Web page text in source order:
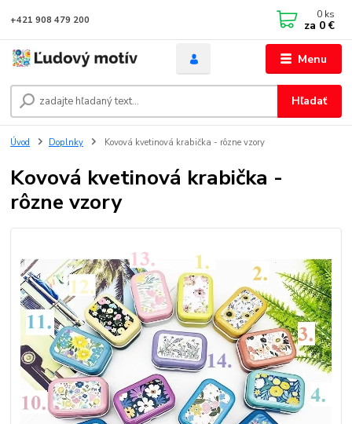
Menu
Hľadať
+421 908 479 200 0 ks
za 0 €
Úvod Doplnky Kovová kvetinová krabička - rôzne vzory
Kovová kvetinová krabička -
rôzne vzory